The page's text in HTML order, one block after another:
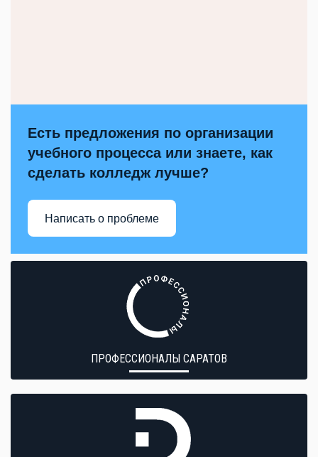
Есть предложения по организации
учебного процесса или знаете, как
сделать колледж лучше?
Написать о проблеме
ПРОФЕССИОНАЛЫ САРАТОВ